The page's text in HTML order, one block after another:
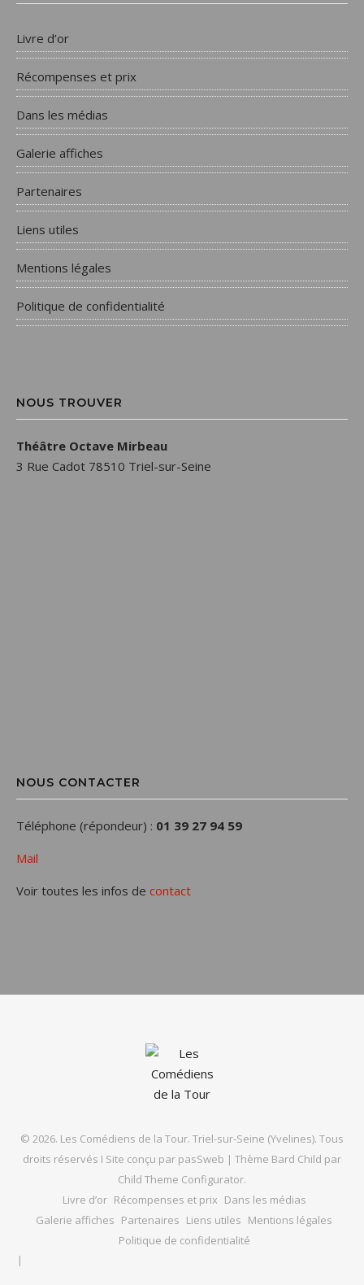
Livre d’or
Récompenses et prix
Dans les médias
Galerie affiches
Partenaires
Liens utiles
Mentions légales
Politique de confidentialité
NOUS TROUVER
Théâtre Octave Mirbeau
3 Rue Cadot 78510 Triel-sur-Seine
NOUS CONTACTER
Téléphone (répondeur) : 01 39 27 94 59
Mail
Voir toutes les infos de contact
© 2026. Les Comédiens de la Tour. Triel-sur-Seine (Yvelines). Tous
droits réservés I Site conçu par pasSweb | Thème Bard Child par
Child Theme Configurator.
Livre d’or Récompenses et prix Dans les médias
Galerie affiches Partenaires Liens utiles Mentions légales
Politique de confidentialité